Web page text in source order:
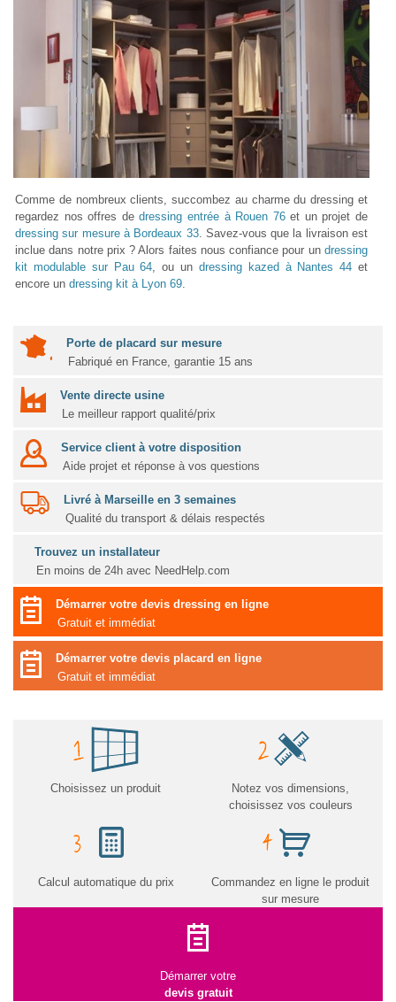
Comme de nombreux clients, succombez au charme du dressing et
regardez nos offres dedressing entrée à Rouen 76et un projet de
dressing sur mesure à Bordeaux 33. Savez-vous que la livraison est
inclue dans notre prix ? Alors faites nous confiance pour un dressing
kit modulable sur Pau 64, ou un dressing kazed à Nantes 44 et
encore un dressing kit à Lyon 69.
Porte de placard sur mesure
Fabriqué en France, garantie 15 ans
Vente directe usine
Le meilleur rapport qualité/prix
Service client à votre disposition
Aide projet et réponse à vos questions
Livré à Marseille en 3 semaines
Qualité du transport & délais respectés
Trouvez un installateur
En moins de 24h avec NeedHelp.com
Démarrer votre devis dressing en ligne
Gratuit et immédiat
Démarrer votre devis placard en ligne
Gratuit et immédiat
Choisissez un produit
Notez vos dimensions,
choisissez vos couleurs
Calcul automatique du prix
Commandez en ligne le produit
sur mesure
Démarrer votre
devis gratuit